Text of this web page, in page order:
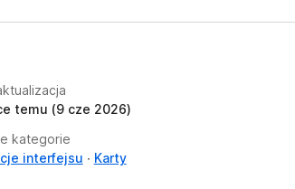
temu (9 cze 2026)
kategorie
interfejsu
Karty